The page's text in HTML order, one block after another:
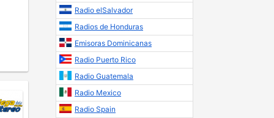
Radio elSalvador
Radios de Honduras
Emisoras Dominicanas
Radio Puerto Rico
Radio Guatemala
Radio Mexico
Radio Spain